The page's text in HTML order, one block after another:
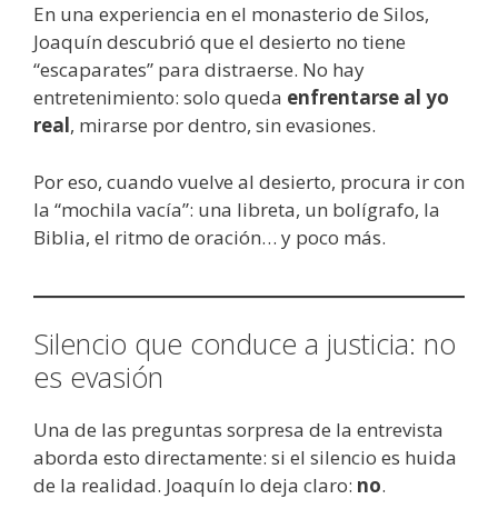
En una experiencia en el monasterio de Silos,
Joaquín descubrió que el desierto no tiene
“escaparates” para distraerse. No hay
entretenimiento: solo queda enfrentarse al yo
real, mirarse por dentro, sin evasiones.
Por eso, cuando vuelve al desierto, procura ir con
la “mochila vacía”: una libreta, un bolígrafo, la
Biblia, el ritmo de oración… y poco más.
Silencio que conduce a justicia: no
es evasión
Una de las preguntas sorpresa de la entrevista
aborda esto directamente: si el silencio es huida
de la realidad. Joaquín lo deja claro: no.